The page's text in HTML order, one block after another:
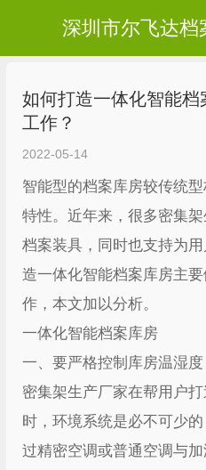
深圳市尔飞达档
如何打造一体化智能
工作？
2022-05-14
智能型的档案库房较传统
特性。近年来，很多密集
档案装具，同时也支持为
造一体化智能档案库房主
作，本文加以分析。
一体化智能档案库房
一、要严格控制库房温湿度
密集架生产厂家在帮用户
时，环境系统是必不可少
过精密空调或普通空调与